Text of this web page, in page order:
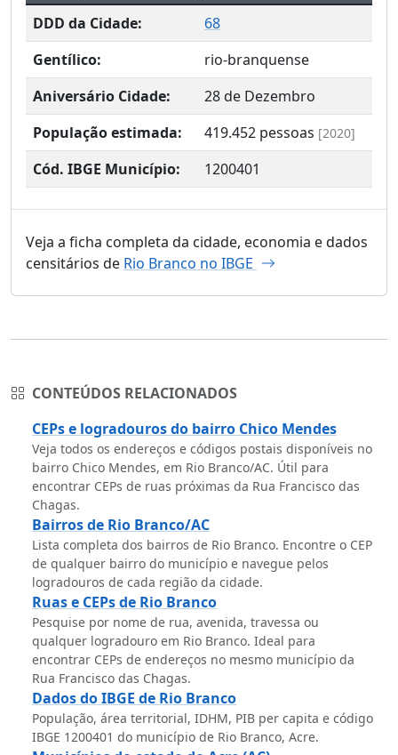
DDD da Cidade:
68
Gentílico:
rio-branquense
Aniversário Cidade:
28 de Dezembro
População estimada:
419.452 pessoas [2020]
Cód. IBGE Município: 1200401
Veja a ficha completa da cidade, economia e dados
censitários de Rio Branco no IBGE
CONTEÚDOS RELACIONADOS
CEPs e logradouros do bairro Chico Mendes
Veja todos os endereços e códigos postais disponíveis no
bairro Chico Mendes, em Rio Branco/AC. Útil para
encontrar CEPs de ruas próximas da Rua Francisco das
Chagas.
Bairros de Rio Branco/AC
Lista completa dos bairros de Rio Branco. Encontre o CEP
de qualquer bairro do município e navegue pelos
logradouros de cada região da cidade.
Ruas e CEPs de Rio Branco
Pesquise por nome de rua, avenida, travessa ou
qualquer logradouro em Rio Branco. Ideal para
encontrar CEPs de endereços no mesmo município da
Rua Francisco das Chagas.
Dados do IBGE de Rio Branco
População, área territorial, IDHM, PIB per capita e código
IBGE 1200401 do município de Rio Branco, Acre.